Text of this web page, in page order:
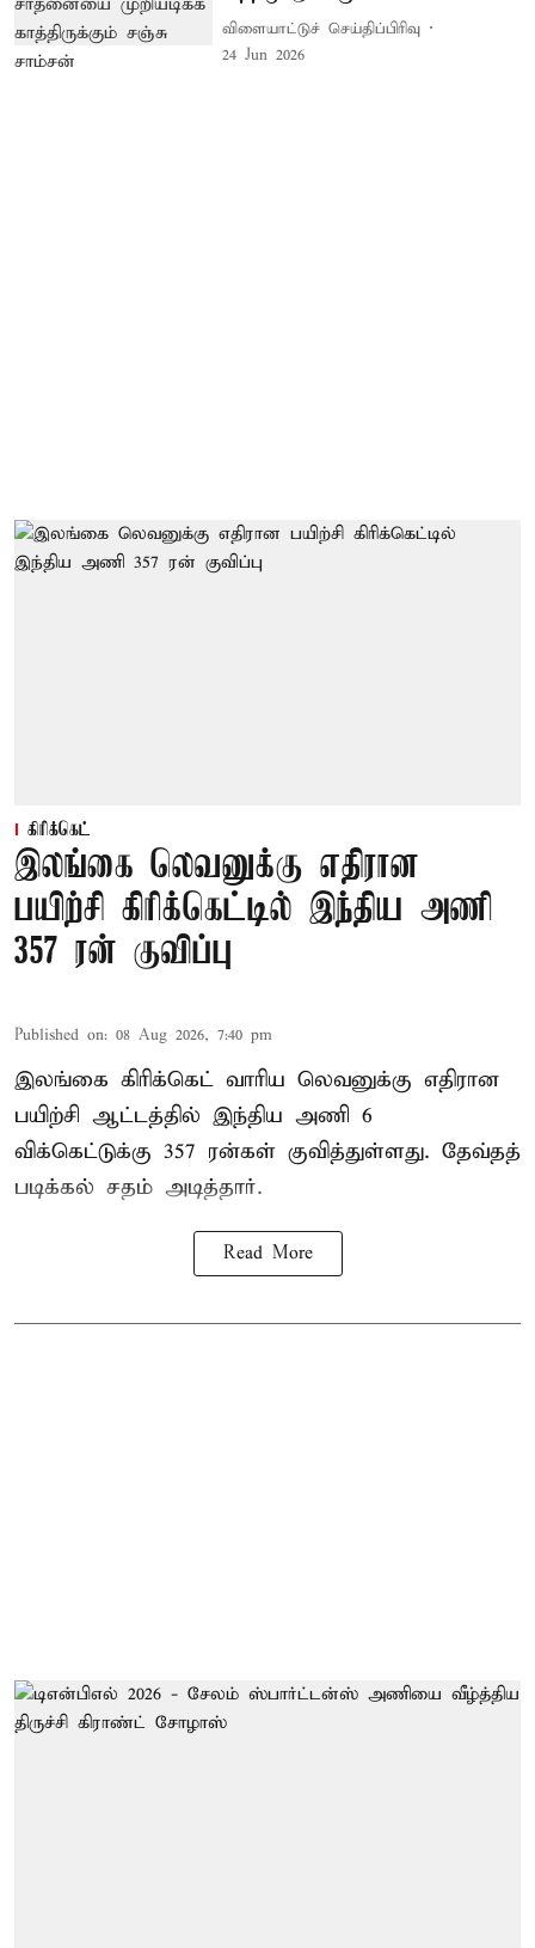
விளையாட்டுச் செய்திப்பிரிவு
24 Jun 2026
கிரிக்கெட்
இலங்கை லெவனுக்கு எதிரான
பயிற்சி கிரிக்கெட்டில் இந்திய அணி
357 ரன் குவிப்பு
Published on: 08 Aug 2026, 7:40 pm
இலங்கை கிரிக்கெட் வாரிய லெவனுக்கு எதிரான
பயிற்சி ஆட்டத்தில் இந்திய அணி 6
விக்கெட்டுக்கு 357 ரன்கள் குவித்துள்ளது. தேவ்தத்
படிக்கல் சதம் அடித்தார்.
Read More